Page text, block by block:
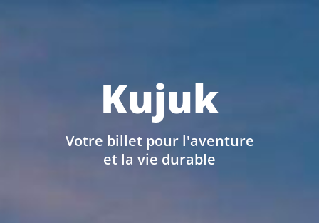
Kujuk
Votre billet pour l'aventure
et la vie durable